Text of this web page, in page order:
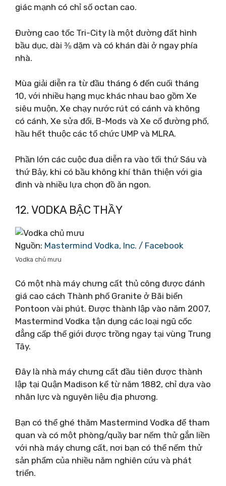
giác mạnh có chỉ số octan cao.
Đường cao tốc Tri-City là một đường đất hình
bầu dục, dài ⅜ dặm và có khán đài ở ngay phía
nhà.
Mùa giải diễn ra từ đầu tháng 6 đến cuối tháng
10, với nhiều hạng mục khác nhau bao gồm Xe
siêu muộn, Xe chạy nước rút có cánh và không
có cánh, Xe sửa đổi, B-Mods và Xe cổ đường phố,
hầu hết thuộc các tổ chức UMP và MLRA.
Phần lớn các cuộc đua diễn ra vào tối thứ Sáu và
thứ Bảy, khi có bầu không khí thân thiện với gia
đình và nhiều lựa chọn đồ ăn ngon.
12. VODKA BẬC THẦY
Nguồn: Mastermind Vodka, Inc. / Facebook
Vodka chủ mưu
Có một nhà máy chưng cất thủ công được đánh
giá cao cách Thành phố Granite ở Bãi biển
Pontoon vài phút. Được thành lập vào năm 2007,
Mastermind Vodka tận dụng các loại ngũ cốc
đẳng cấp thế giới được trồng ngay tại vùng Trung
Tây.
Đây là nhà máy chưng cất đầu tiên được thành
lập tại Quận Madison kể từ năm 1882, chỉ dựa vào
nhân lực và nguyên liệu địa phương.
Bạn có thể ghé thăm Mastermind Vodka để tham
quan và có một phòng/quầy bar nếm thử gắn liền
với nhà máy chưng cất, nơi bạn có thể nếm thử
sản phẩm của nhiều năm nghiên cứu và phát
triển.